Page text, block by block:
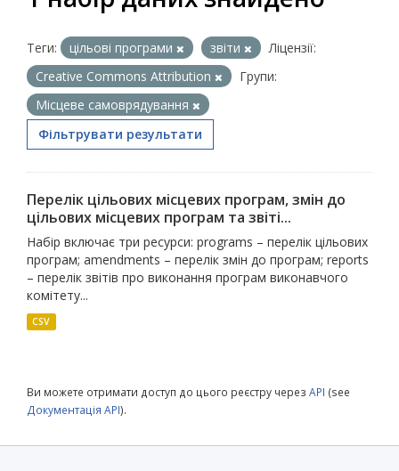
Теги: цільові програми звіти
Ліцензії:
Creative Commons Attribution
Групи:
Місцеве самоврядування
Фільтрувати результати
Перелік цільових місцевих програм, змін до
цільових місцевих програм та звіті...
Набір включає три ресурси: programs – перелік цільових
програм; amendments – перелік змін до програм; reports
– перелік звітів про виконання програм виконавчого
комітету...
CSV
Ви можете отримати доступ до цього реєстру через API (see
Документація API).